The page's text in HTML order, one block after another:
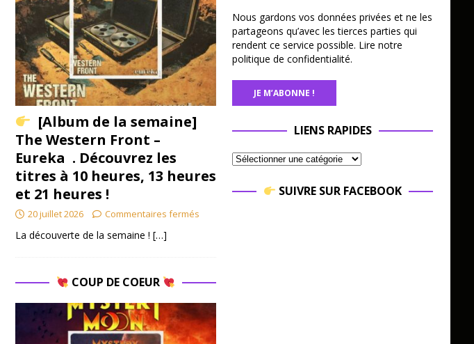
[Album de la semaine]
The Western Front –
Eureka . Découvrez les
titres à 10 heures, 13 heures
et 21 heures !
20 juillet 2026 Commentaires fermés
La découverte de la semaine ! […]
COUP DE COEUR
Nous gardons vos données privées et ne les
partageons qu’avec les tierces parties qui
rendent ce service possible. Lire notre
politique de confidentialité.
LIENS RAPIDES
SUIVRE SUR FACEBOOK